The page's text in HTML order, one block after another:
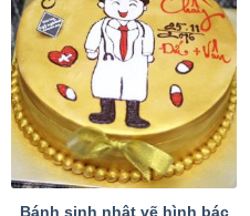
Bánh sinh nhật vẽ hình bác